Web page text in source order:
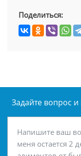
Поделиться:
Задайте вопрос